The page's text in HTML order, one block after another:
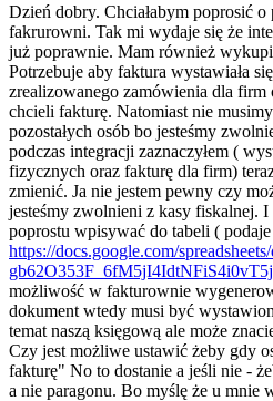
Dzień dobry. Chciałabym poprosić
fakrurowni. Tak mi wydaje się że
już poprawnie. Mam również
Potrzebuje aby faktura wystawiała
zrealizowanego zamówienia dla firm
chcieli fakturę. Natomiast nie
pozostałych osób bo jesteśmy
podczas integracji zaznaczyłem (
fizycznych oraz fakturę dla firm)
zmienić. Ja nie jestem pewny czy
jesteśmy zwolnieni z kasy fiskalnej.
poprostu wpisywać do tabeli (
https://docs.google.com/
możliwość w fakturownie
dokument wtedy musi być
temat naszą księgową ale może
Czy jest możliwe ustawić żeby gdy
fakturę" No to dostanie a jeśli nie -
a nie paragonu. Bo myślę że u mnie